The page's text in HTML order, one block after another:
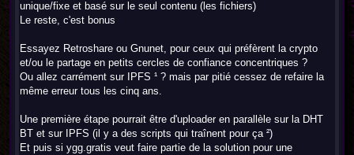
unique/fixe et basé sur le seul contenu (les fichiers)
Le reste, c'est bonus
Essayez Retroshare ou Gnunet, pour ceux qui préfèrent la crypto
et/ou le partage en petits cercles de confiance concentriques ?
Ou allez carrément sur IPFS ¹ ? mais par pitié cessez de refaire la
même erreur tous les cinq ans.
Une première étape pourrait être d'uploader en parallèle sur la DHT
BT et sur IPFS (il y a des scripts qui traînent pour ça ²)
Et puis si ygg.gratis veut faire partie de la solution pour une